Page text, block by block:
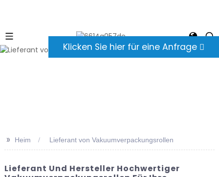
Klicken Sie hier für eine Anfrage
>> Heim Lieferant von Vakuumverpackungsrollen
Lieferant Und Hersteller Hochwertiger